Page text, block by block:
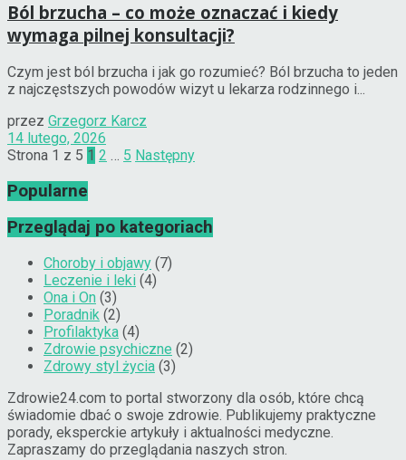
Ból brzucha – co może oznaczać i kiedy
wymaga pilnej konsultacji?
Czym jest ból brzucha i jak go rozumieć? Ból brzucha to jeden
z najczęstszych powodów wizyt u lekarza rodzinnego i...
przez Grzegorz Karcz
14 lutego, 2026
Strona 1 z 5 1 2 … 5 Następny
Popularne
Przeglądaj po kategoriach
Choroby i objawy (7)
Leczenie i leki (4)
Ona i On (3)
Poradnik (2)
Profilaktyka (4)
Zdrowie psychiczne (2)
Zdrowy styl życia (3)
Zdrowie24.com to portal stworzony dla osób, które chcą
świadomie dbać o swoje zdrowie. Publikujemy praktyczne
porady, eksperckie artykuły i aktualności medyczne.
Zapraszamy do przeglądania naszych stron.